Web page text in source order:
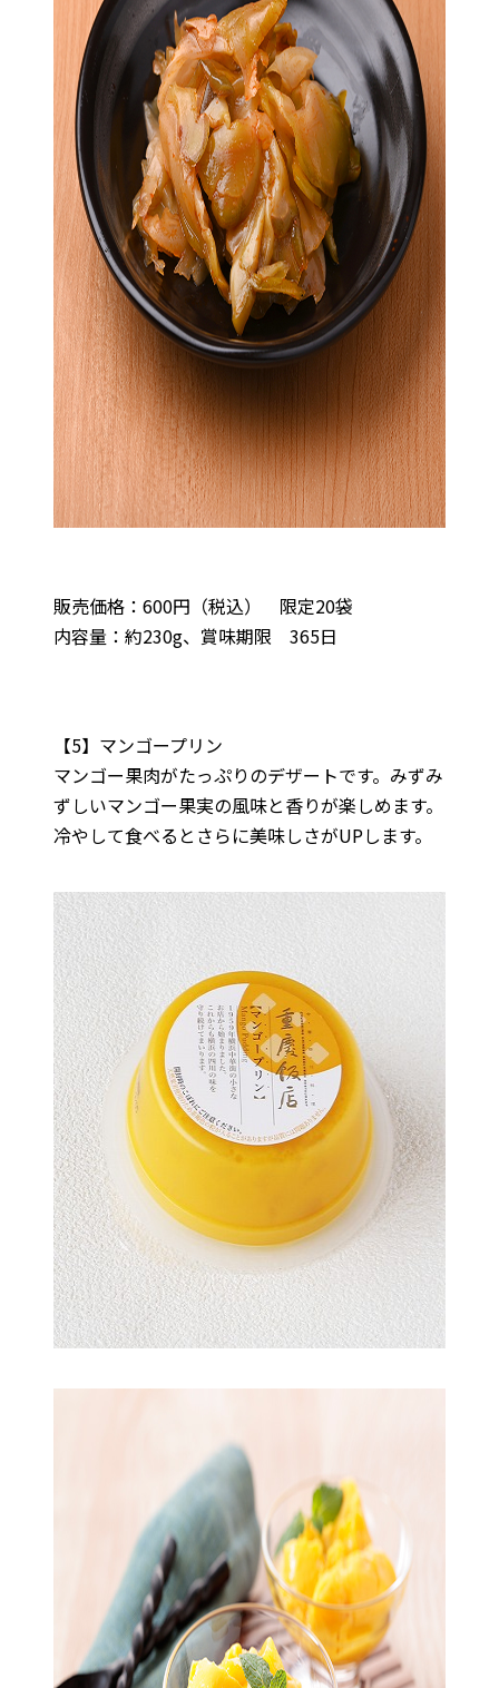
販売価格：600円（税込） 限定20袋
内容量：約230g、賞味期限 365日
【5】マンゴープリン
マンゴー果肉がたっぷりのデザートです。みずみ
ずしいマンゴー果実の風味と香りが楽しめます。
冷やして食べるとさらに美味しさがUPします。